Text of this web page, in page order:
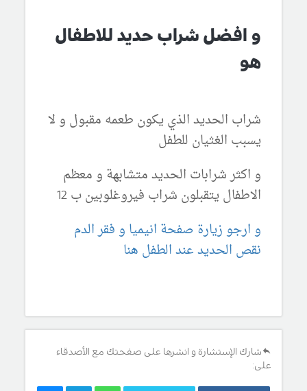
و افضل شراب حديد للاطفال
هو
شراب الحديد الذي يكون طعمه مقبول و لا
يسبب الغثيان للطفل
و اكثر شرابات الحديد متشابهة و معظم
الاطفال يتقبلون شراب فيروغلوبين ب 12
و ارجو زيارة صفحة انيميا و فقر الدم
نقص الحديد عند الطفل هنا
شارك الإستشارة و انشرها على صفحتك مع الأصدقاء
على: